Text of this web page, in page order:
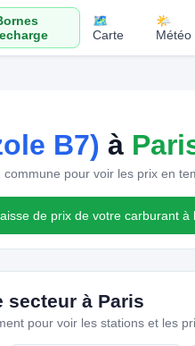
🗺️
Carte
🌤️
Météo
B7) à
pour voir les prix en
de prix de votre carburant à
secteur à Paris
pour voir les stations et les